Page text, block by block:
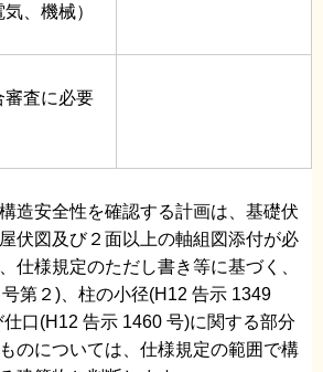
、機械）
審査に必要
安全性を確認する計画は、基礎伏
伏図及び２面以上の軸組図添付が必
仕様規定のただし書き等に基づく、
第２)、柱の小径(H12 告示 1349
口(H12 告示 1460 号)に関する部分
のについては、仕様規定の範囲で構